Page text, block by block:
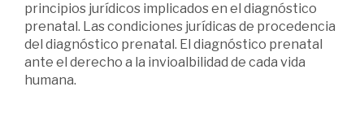
principios jurídicos implicados en el diagnóstico
prenatal. Las condiciones jurídicas de procedencia
del diagnóstico prenatal. El diagnóstico prenatal
ante el derecho a la invioalbilidad de cada vida
humana.